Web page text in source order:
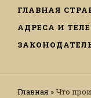
ГЛАВНАЯ
АДРЕСА И
Главная »Что